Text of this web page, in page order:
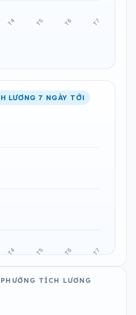
LƯƠNG 7 NGÀY TỚI
TÍCH LƯƠNG